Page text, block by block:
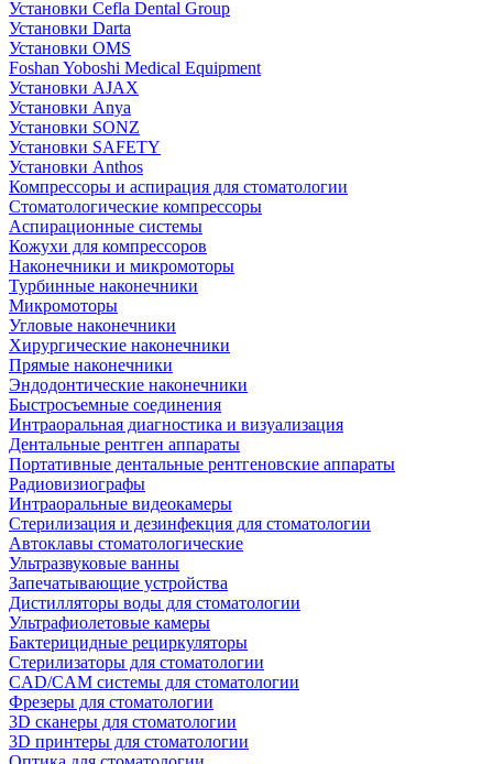
Установки Cefla Dental Group
Установки Darta
Установки OMS
Foshan Yoboshi Medical Equipment
Установки AJAX
Установки Anya
Установки SONZ
Установки SAFETY
Установки Anthos
Компрессоры и аспирация для стоматологии
Стоматологические компрессоры
Аспирационные системы
Кожухи для компрессоров
Наконечники и микромоторы
Турбинные наконечники
Микромоторы
Угловые наконечники
Хирургические наконечники
Прямые наконечники
Эндодонтические наконечники
Быстросъемные соединения
Интраоральная диагностика и визуализация
Дентальные рентген аппараты
Портативные дентальные рентгеновские аппараты
Радиовизиографы
Интраоральные видеокамеры
Стерилизация и дезинфекция для стоматологии
Автоклавы стоматологические
Ультразвуковые ванны
Запечатывающие устройства
Дистилляторы воды для стоматологии
Ультрафиолетовые камеры
Бактерицидные рециркуляторы
Стерилизаторы для стоматологии
CAD/CAM системы для стоматологии
Фрезеры для стоматологии
3D cканеры для стоматологии
3D принтеры для стоматологии